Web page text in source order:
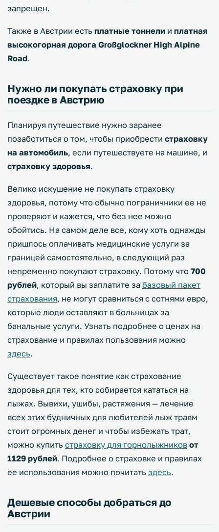
запрещен.
Также в Австрии есть платные тоннели и платная
высокогорная дорога Großglockner High Alpine
Road.
Нужно ли покупать страховку при
поездке в Австрию
Планируя путешествие нужно заранее
позаботиться о том, чтобы приобрести страховку
на автомобиль, если путешествуете на машине, и
страховку здоровья.
Велико искушение не покупать страховку
здоровья, потому что обычно пограничники ее не
проверяют и кажется, что без нее можно
обойтись. На самом деле все, кому хоть однажды
пришлось оплачивать медицинские услуги за
границей самостоятельно, в следующий раз
непременно покупают страховку. Потому что 700
рублей, который вы заплатите за базовый пакет
страхования, не могут сравниться с сотнями евро,
которые люди оставляют в больницах за
банальные услуги. Узнать подробнее о ценах на
страхование и правилах пользования можно
здесь.
Существует такое понятие как страхование
здоровья для тех, кто собирается кататься на
лыжах. Вывихи, ушибы, растяжения — лечение
всех этих будничных для любителей лыж травм
стоит огромных денег и чтобы избежать трат,
можно купить страховку для горнолыжников от
1129 рублей. Подробнее о страховке и правилах
ее использования можно почитать здесь.
Дешевые способы добраться до
Австрии